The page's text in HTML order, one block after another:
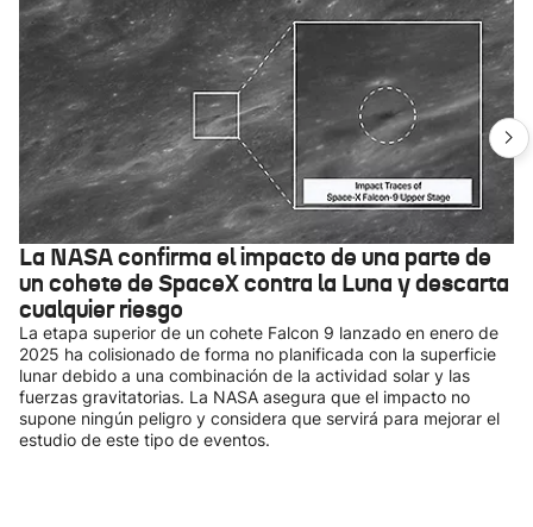
La NASA confirma el impacto de una parte de
un cohete de SpaceX contra la Luna y descarta
cualquier riesgo
La etapa superior de un cohete Falcon 9 lanzado en enero de
2025 ha colisionado de forma no planificada con la superficie
lunar debido a una combinación de la actividad solar y las
fuerzas gravitatorias. La NASA asegura que el impacto no
supone ningún peligro y considera que servirá para mejorar el
estudio de este tipo de eventos.